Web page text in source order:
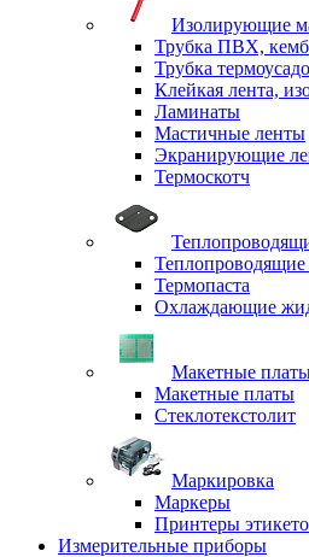
Изолирующие
Трубка ПВХ,
Трубка
Клейкая лента,
Ламинаты
Мастичные ленты
Экранирующие
Термоскотч
Термопаста
Охлаждающие
Макетные
Макетные платы
Стеклотекстолит
Маркировка
Маркеры
Принтеры
Измерительные приборы